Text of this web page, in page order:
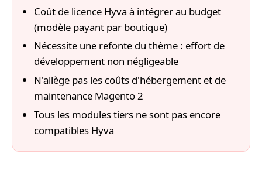
Coût de licence Hyva à intégrer au budget
(modèle payant par boutique)
Nécessite une refonte du thème : effort de
développement non négligeable
N'allège pas les coûts d'hébergement et de
maintenance Magento 2
Tous les modules tiers ne sont pas encore
compatibles Hyva